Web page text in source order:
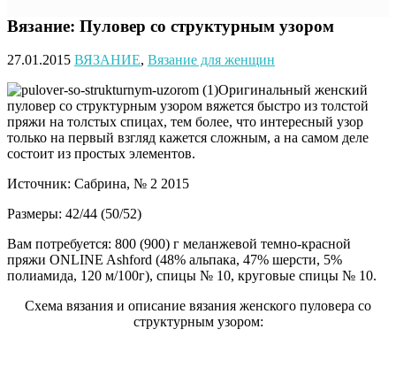
Вязание: Пуловер со структурным узором
27.01.2015 ВЯЗАНИЕ, Вязание для женщин
Оригинальный женский
пуловер со структурным узором вяжется быстро из толстой
пряжи на толстых спицах, тем более, что интересный узор
только на первый взгляд кажется сложным, а на самом деле
состоит из простых элементов.
Источник: Сабрина, № 2 2015
Размеры: 42/44 (50/52)
Вам потребуется: 800 (900) г меланжевой темно-красной
пряжи ONLINE Ashford (48% альпака, 47% шерсти, 5%
полиамида, 120 м/100г), спицы № 10, круговые спицы № 10.
Схема вязания и описание вязания женского пуловера со
структурным узором: